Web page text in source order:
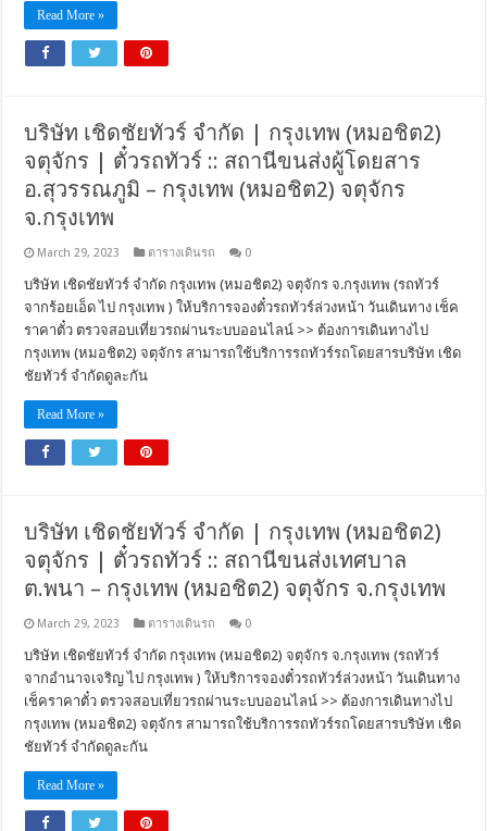
Read More »
บริษัท เชิดชัยทัวร์ จำกัด | กรุงเทพ (หมอชิต2)
จตุจักร | ตั๋วรถทัวร์ :: สถานีขนส่งผู้โดยสาร
อ.สุวรรณภูมิ – กรุงเทพ (หมอชิต2) จตุจักร
จ.กรุงเทพ
March 29, 2023 ตารางเดินรถ 0
บริษัท เชิดชัยทัวร์ จำกัด กรุงเทพ (หมอชิต2) จตุจักร จ.กรุงเทพ (รถทัวร์
จากร้อยเอ็ด ไป กรุงเทพ ) ให้บริการจองตั๋วรถทัวร์ล่วงหน้า วันเดินทาง เช็ค
ราคาตั๋ว ตรวจสอบเที่ยวรถผ่านระบบออนไลน์ >> ต้องการเดินทางไป
กรุงเทพ (หมอชิต2) จตุจักร สามารถใช้บริการรถทัวร์รถโดยสารบริษัท เชิด
ชัยทัวร์ จำกัดดูละกัน
Read More »
บริษัท เชิดชัยทัวร์ จำกัด | กรุงเทพ (หมอชิต2)
จตุจักร | ตั๋วรถทัวร์ :: สถานีขนส่งเทศบาล
ต.พนา – กรุงเทพ (หมอชิต2) จตุจักร จ.กรุงเทพ
March 29, 2023 ตารางเดินรถ 0
บริษัท เชิดชัยทัวร์ จำกัด กรุงเทพ (หมอชิต2) จตุจักร จ.กรุงเทพ (รถทัวร์
จากอำนาจเจริญ ไป กรุงเทพ ) ให้บริการจองตั๋วรถทัวร์ล่วงหน้า วันเดินทาง
เช็คราคาตั๋ว ตรวจสอบเที่ยวรถผ่านระบบออนไลน์ >> ต้องการเดินทางไป
กรุงเทพ (หมอชิต2) จตุจักร สามารถใช้บริการรถทัวร์รถโดยสารบริษัท เชิด
ชัยทัวร์ จำกัดดูละกัน
Read More »